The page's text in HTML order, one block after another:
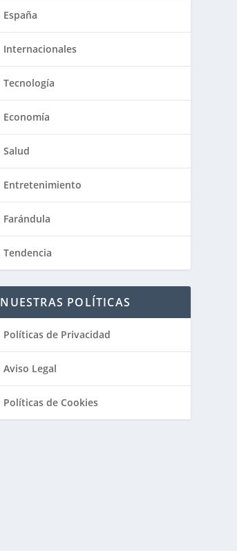
España
Internacionales
Tecnología
Economía
Salud
Entretenimiento
Farándula
Tendencia
NUESTRAS POLÍTICAS
Políticas de Privacidad
Aviso Legal
Políticas de Cookies